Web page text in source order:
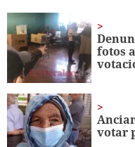
1
minute,
22
seconds
fotos
votar